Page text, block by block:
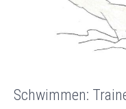
Schwimmen: